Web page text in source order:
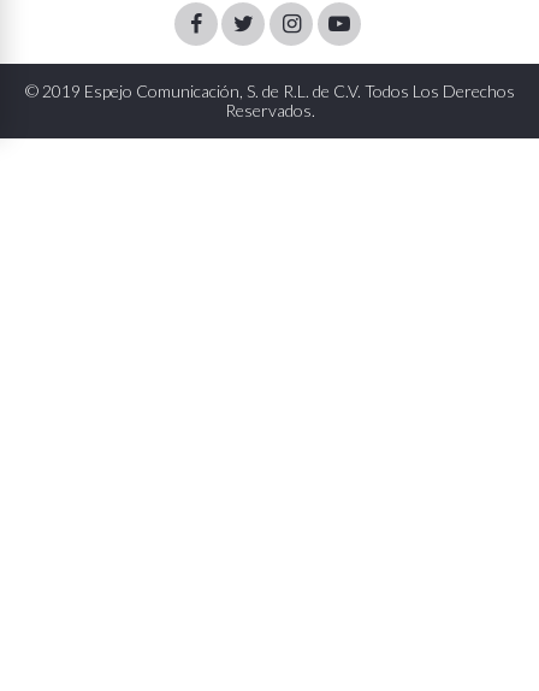
FacebookTwitterInstagram
Youtube
© 2019 Espejo Comunicación, S. de R.L. de C.V. Todos Los Derechos
Reservados.